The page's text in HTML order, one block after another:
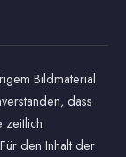
Bildmaterial
dass
zeitlich
den Inhalt der